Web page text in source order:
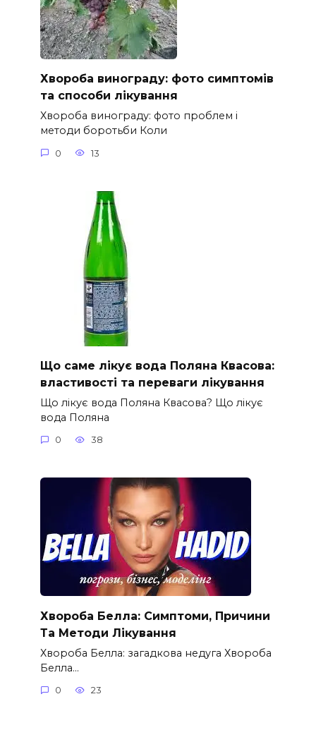
Хвороба винограду: фото симптомів
та способи лікування
Хвороба винограду: фото проблем і
методи боротьби Коли
0 13
Що саме лікує вода Поляна Квасова:
властивості та переваги лікування
Що лікує вода Поляна Квасова? Що лікує
вода Поляна
0 38
Хвороба Белла: Симптоми, Причини
Та Методи Лікування
Хвороба Белла: загадкова недуга Хвороба
Белла…
0 23